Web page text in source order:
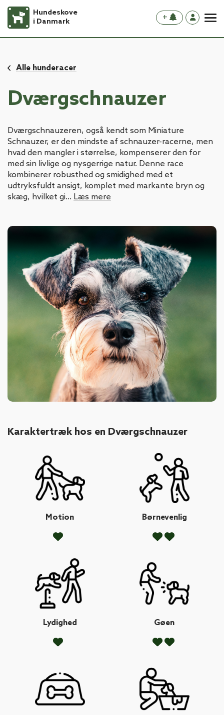
Hundeskove
i Danmark
+
Alle hunderacer
Dværgschnauzer
Dværgschnauzeren, også kendt som Miniature
Schnauzer, er den mindste af schnauzer-racerne, men
hvad den mangler i størrelse, kompenserer den for
med sin livlige og nysgerrige natur. Denne race
kombinerer robusthed og smidighed med et
udtryksfuldt ansigt, komplet med markante bryn og
skæg, hvilket gi... Læs mere
Karaktertræk hos en Dværgschnauzer
Motion Børnevenlig
Lydighed Gøen